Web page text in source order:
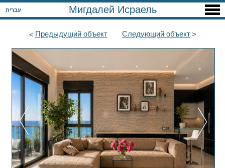
עברית Мигдалей Исраель
Предыдущийобъект Следующийобъект